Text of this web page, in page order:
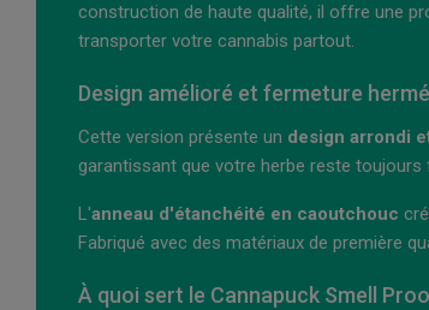
construction de haute qualité, il offre une
transporter votre cannabis partout.
Design amélioré et fermeture
Cette version présente un design arrondi
garantissant que votre herbe reste
L'anneau d'étanchéité en caoutchouc
Fabriqué avec des matériaux de première
À quoi sert le Cannapuck Smell